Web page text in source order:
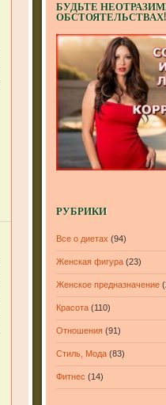
БУДЬТЕ
ОБСТОЯТЕЛЬСТВАХ!
РУБРИКИ
Все о диетах (94)
Женская фигура (23)
Женское предназначение
Красота (110)
Отношения (91)
Стиль, Мода (83)
Фитнес (14)